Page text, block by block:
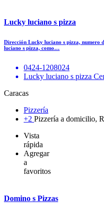
Lucky luciano s pizza
Dirección Lucky luciano s pizza, numero
luciano s pizza, como…
0424-1208024
Lucky luciano s pizza
Caracas
Pizzería
+2 Pizzería a domicilio,
Vista
rápida
Agregar
a
favoritos
Domino s Pizzas